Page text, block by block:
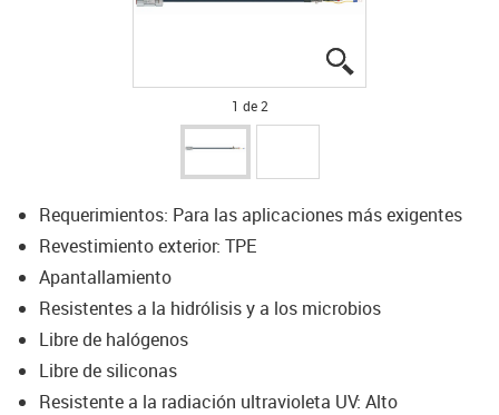
1 de 2
Requerimientos: Para las aplicaciones más exigentes
Revestimiento exterior: TPE
Apantallamiento
Resistentes a la hidrólisis y a los microbios
Libre de halógenos
Libre de siliconas
Resistente a la radiación ultravioleta UV: Alto